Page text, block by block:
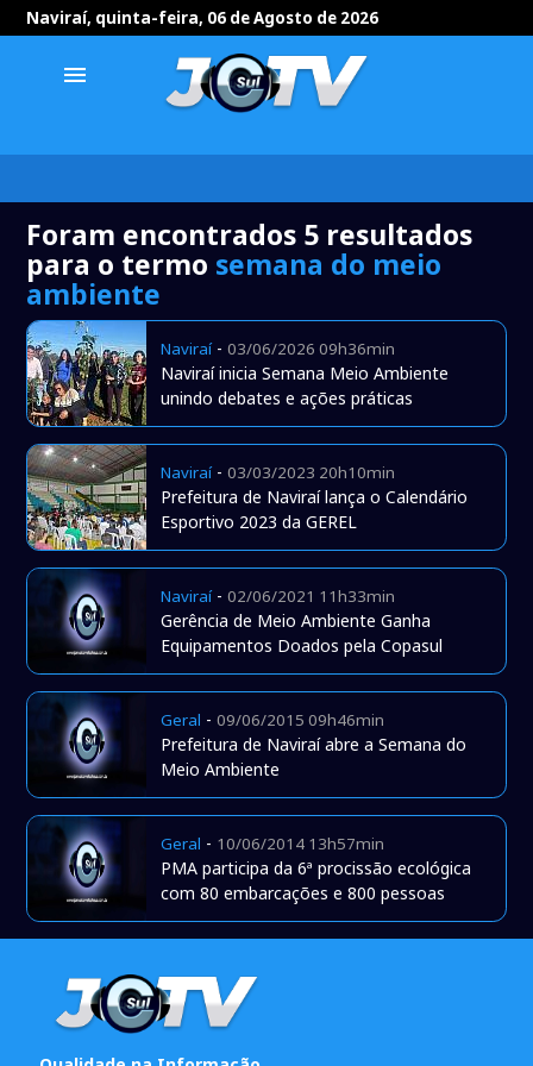
Naviraí, quinta-feira, 06 de Agosto de 2026
menu
Foram encontrados 5 resultados
para o termo semana do meio
ambiente
Naviraí-03/06/2026 09h36min
Naviraí inicia Semana Meio Ambiente
unindo debates e ações práticas
Naviraí-03/03/2023 20h10min
Prefeitura de Naviraí lança o Calendário
Esportivo 2023 da GEREL
Naviraí-02/06/2021 11h33min
Gerência de Meio Ambiente Ganha
Equipamentos Doados pela Copasul
Geral -09/06/2015 09h46min
Prefeitura de Naviraí abre a Semana do
Meio Ambiente
Geral - 10/06/2014 13h57min
PMA participa da 6ª procissão ecológica
com 80 embarcações e 800 pessoas